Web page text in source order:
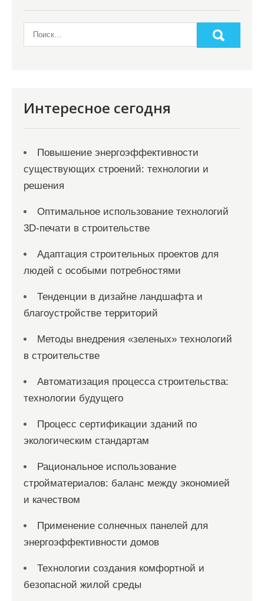
Интересное сегодня
Повышение энергоэффективности
существующих строений: технологии и
решения
Оптимальное использование технологий
3D-печати в строительстве
Адаптация строительных проектов для
людей с особыми потребностями
Тенденции в дизайне ландшафта и
благоустройстве территорий
Методы внедрения «зеленых» технологий
в строительстве
Автоматизация процесса строительства:
технологии будущего
Процесс сертификации зданий по
экологическим стандартам
Рациональное использование
стройматериалов: баланс между экономией
и качеством
Применение солнечных панелей для
энергоэффективности домов
Технологии создания комфортной и
безопасной жилой среды